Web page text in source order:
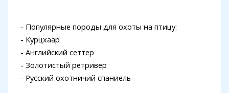
- Популярные породы для охоты на птицу:
- Курцхаар
- Английский сеттер
- Золотистый ретривер
- Русский охотничий спаниель